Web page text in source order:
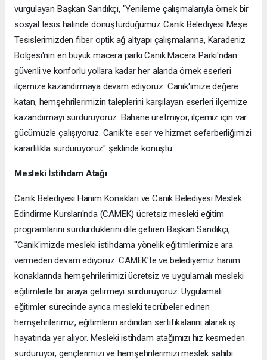
vurgulayan Başkan Sandıkçı, "Yenileme çalışmalarıyla örnek bir
sosyal tesis halinde dönüştürdüğümüz Canik Belediyesi Meşe
Tesislerimizden fiber optik ağ altyapı çalışmalarına, Karadeniz
Bölgesi'nin en büyük macera parkı Canik Macera Parkı'ndan
güvenli ve konforlu yollara kadar her alanda örnek eserleri
ilçemize kazandırmaya devam ediyoruz. Canik'imize değere
katan, hemşehrilerimizin taleplerini karşılayan eserleri ilçemize
kazandırmayı sürdürüyoruz. Bahane üretmiyor, ilçemiz için var
gücümüzle çalışıyoruz. Canik'te eser ve hizmet seferberliğimizi
kararlılıkla sürdürüyoruz" şeklinde konuştu.
Mesleki İstihdam Atağı
Canik Belediyesi Hanım Konakları ve Canik Belediyesi Meslek
Edindirme Kursları'nda (CAMEK) ücretsiz mesleki eğitim
programlarını sürdürdüklerini dile getiren Başkan Sandıkçı,
"Canik'imizde mesleki istihdama yönelik eğitimlerimize ara
vermeden devam ediyoruz. CAMEK'te ve belediyemiz hanım
konaklarında hemşehrilerimizi ücretsiz ve uygulamalı mesleki
eğitimlerle bir araya getirmeyi sürdürüyoruz. Uygulamalı
eğitimler sürecinde ayrıca mesleki tecrübeler edinen
hemşehrilerimiz, eğitimlerin ardından sertifikalarını alarak iş
hayatında yer alıyor. Mesleki istihdam atağımızı hız kesmeden
sürdürüyor, gençlerimizi ve hemşehrilerimizi meslek sahibi